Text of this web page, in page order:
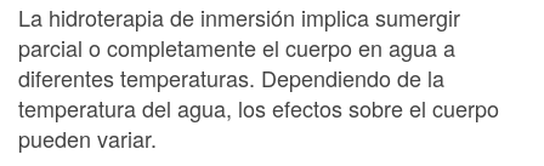
La hidroterapia de inmersión implica sumergir
parcial o completamente el cuerpo en agua a
diferentes temperaturas. Dependiendo de la
temperatura del agua, los efectos sobre el cuerpo
pueden variar.